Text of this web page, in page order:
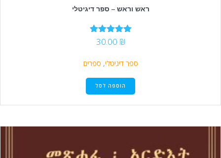
ראש וראש – ספר דיגיטלי
דורג
30.00
ספר דיגיטלי,ספרים
הוספה לסל